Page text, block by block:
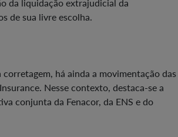
da liquidação extrajudicial da
de sua livre escolha.
há ainda a movimentação das
Nesse contexto, destaca-se a
conjunta da Fenacor, da ENS e do